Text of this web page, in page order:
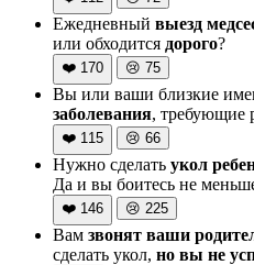
Ежедневный выезд
или обходится дорого?
❤️ 170 😢 75
Вы или ваши близкие
заболевания, требующие
❤️ 115 😢 66
Нужно сделать укол
Да и вы боитесь не
❤️ 146 😢 225
Вам звонят ваши
сделать укол, но вы не